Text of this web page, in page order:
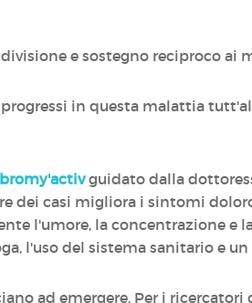
e sostegno reciproco ai
in questa malattia
guidato dalla
dei casi migliora i sintomi
l'umore, la concentrazione e
l'uso del sistema sanitario e
ad emergere. Per i ricercatori